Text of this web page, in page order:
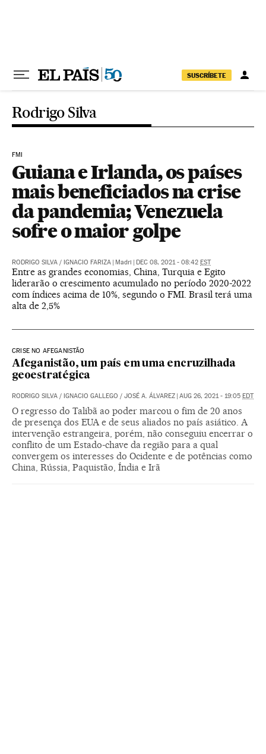
SUSCRÍBETE
Rodrigo Silva
FMI
Guiana e Irlanda, os países
mais beneficiados na crise
da pandemia; Venezuela
sofre o maior golpe
RODRIGO SILVA / IGNACIO FARIZA | Madri | DEC 08, 2021 - 08:42 EST
Entre as grandes economias, China, Turquia e Egito
liderarão o crescimento acumulado no período 2020-2022
com índices acima de 10%, segundo o FMI. Brasil terá uma
alta de 2,5%
CRISE NO AFEGANISTÃO
Afeganistão, um país em uma encruzilhada
geoestratégica
RODRIGO SILVA / IGNACIO GALLEGO / JOSÉ A. ÁLVAREZ | AUG 26, 2021 - 19:05 EDT
O regresso do Talibã ao poder marcou o fim de 20 anos
de presença dos EUA e de seus aliados no país asiático. A
intervenção estrangeira, porém, não conseguiu encerrar o
conflito de um Estado-chave da região para a qual
convergem os interesses do Ocidente e de potências como
China, Rússia, Paquistão, Índia e Irã